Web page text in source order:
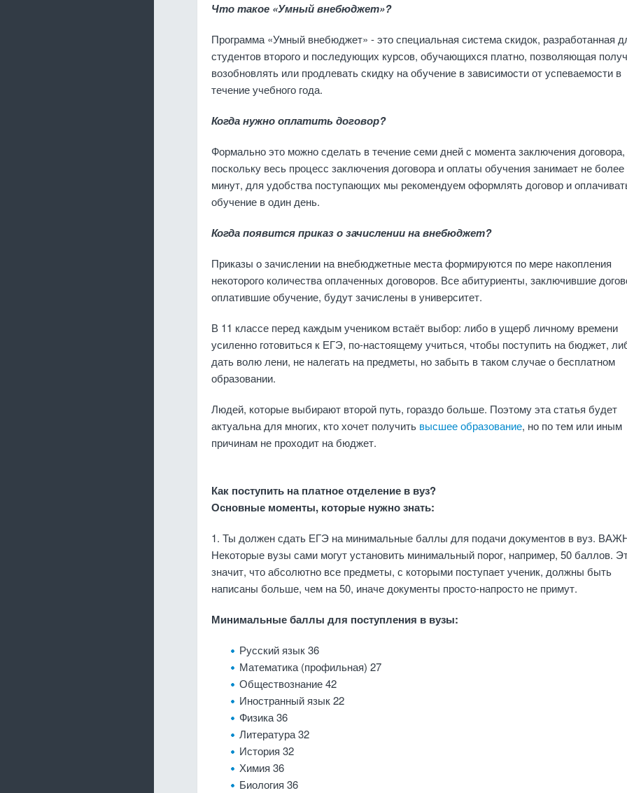
Что такое «Умный внебюджет»?
Программа «Умный внебюджет» - это специальная система скидок, разработанная
студентов второго и последующих курсов, обучающихся платно, позволяющая
возобновлять или продлевать скидку на обучение в зависимости от успеваемости в
течение учебного года.
Когда нужно оплатить договор?
Формально это можно сделать в течение семи дней с момента заключения
поскольку весь процесс заключения договора и оплаты обучения занимает не более
минут, для удобства поступающих мы рекомендуем оформлять договор и
обучение в один день.
Когда появится приказ о зачислении на внебюджет?
Приказы о зачислении на внебюджетные места формируются по мере накопления
некоторого количества оплаченных договоров. Все абитуриенты, заключившие
оплатившие обучение, будут зачислены в университет.
В 11 классе перед каждым учеником встаёт выбор: либо в ущерб личному времени
усиленно готовиться к ЕГЭ, по-настоящему учиться, чтобы поступить на бюджет,
дать волю лени, не налегать на предметы, но забыть в таком случае о бесплатном
образовании.
Людей, которые выбирают второй путь, гораздо больше. Поэтому эта статья будет
актуальна для многих, кто хочет получить высшее образование, но по тем или иным
причинам не проходит на бюджет.
Как поступить на платное отделение в вуз?
Основные моменты, которые нужно знать:
1. Ты должен сдать ЕГЭ на минимальные баллы для подачи документов в вуз.
Некоторые вузы сами могут установить минимальный порог, например, 50 баллов.
значит, что абсолютно все предметы, с которыми поступает ученик, должны быть
написаны больше, чем на 50, иначе документы просто-напросто не примут.
Минимальные баллы для поступления в вузы:
Русский язык 36
Математика (профильная) 27
Обществознание 42
Иностранный язык 22
Физика 36
Литература 32
История 32
Химия 36
Биология 36